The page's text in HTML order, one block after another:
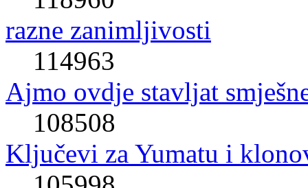
razne zanimljivosti
114963
Ajmo ovdje stavljat
108508
Ključevi za Yumatu i